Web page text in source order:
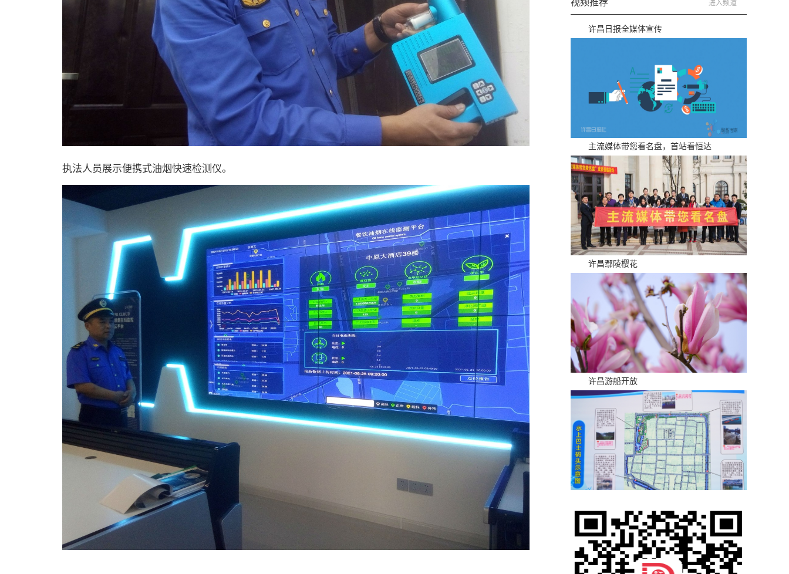
执法人员展示便携式油烟快速检测仪。
视频推荐 进入频道
许昌日报全媒体宣传
主流媒体带您看名盘，首站看恒达
许昌鄢陵樱花
许昌游船开放